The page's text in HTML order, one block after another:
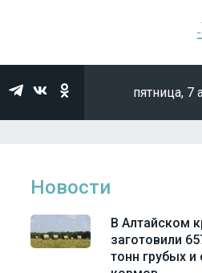
пятница, 7
Новости
В Алтайском
заготовили
тонн грубых